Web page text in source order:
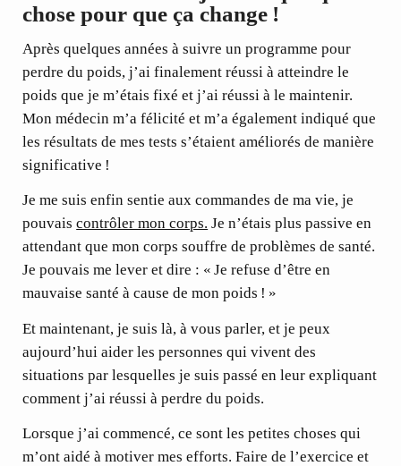
chose pour que ça change !
Après quelques années à suivre un programme pour
perdre du poids, j’ai finalement réussi à atteindre le
poids que je m’étais fixé et j’ai réussi à le maintenir.
Mon médecin m’a félicité et m’a également indiqué que
les résultats de mes tests s’étaient améliorés de manière
significative !
Je me suis enfin sentie aux commandes de ma vie, je
pouvaiscontrôler mon corps. Je n’étais plus passive en
attendant que mon corps souffre de problèmes de santé.
Je pouvais me lever et dire : « Je refuse d’être en
mauvaise santé à cause de mon poids ! »
Et maintenant, je suis là, à vous parler, et je peux
aujourd’hui aider les personnes qui vivent des
situations par lesquelles je suis passé en leur expliquant
comment j’ai réussi à perdre du poids.
Lorsque j’ai commencé, ce sont les petites choses qui
m’ont aidé à motiver mes efforts. Faire de l’exercice et